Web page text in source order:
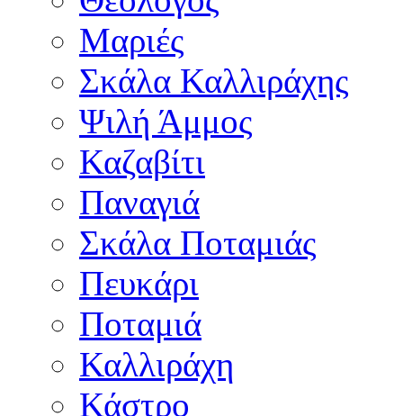
Μαριές
Σκάλα Καλλιράχης
Ψιλή Άμμος
Καζαβίτι
Παναγιά
Σκάλα Ποταμιάς
Πευκάρι
Ποταμιά
Καλλιράχη
Κάστρο